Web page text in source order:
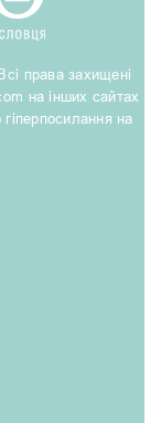
права захищені
на інших сайтах
на